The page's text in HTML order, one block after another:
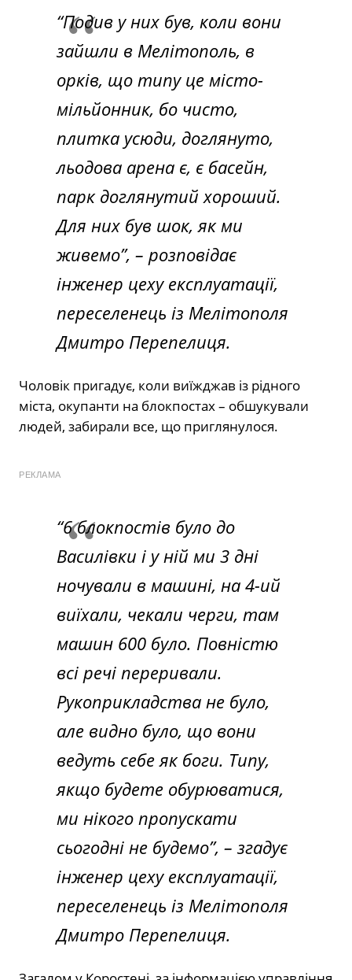
“Подив у них був, коли вони
зайшли в Мелітополь, в
орків, що типу це місто-
мільйонник, бо чисто,
плитка усюди, доглянуто,
льодова арена є, є басейн,
парк доглянутий хороший.
Для них був шок, як ми
живемо”, – розповідає
інженер цеху експлуатації,
переселенець із Мелітополя
Дмитро Перепелиця.
Чоловік пригадує, коли виїжджав із рідного
міста, окупанти на блокпостах – обшукували
людей, забирали все, що приглянулося.
РЕКЛАМА
“6 блокпостів було до
Василівки і у ній ми 3 дні
ночували в машині, на 4-ий
виїхали, чекали черги, там
машин 600 було. Повністю
всі речі переривали.
Рукоприкладства не було,
але видно було, що вони
ведуть себе як боги. Типу,
якщо будете обурюватися,
ми нікого пропускати
сьогодні не будемо”, – згадує
інженер цеху експлуатації,
переселенець із Мелітополя
Дмитро Перепелиця.